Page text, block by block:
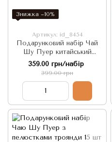
Знижка −10%
Артикул: id_8454
Подарунковий набір Чай
Шу Пуер китайський
зрілий класичний 15 шт по
5г
359.00 грн/набір
399.00 грн